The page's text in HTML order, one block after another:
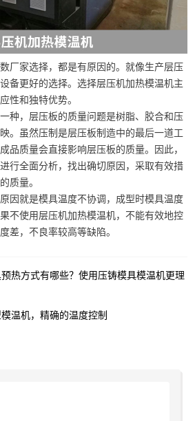
厂家选择，都是有原因的。就像生产层压
备更好的选择。选择层压机加热模温机主
性和独特优势。
种，层压板的质量问题是树脂、胶合和压
。虽然压制是层压板制造中的最后一道工
品质量会直接影响层压板的质量。因此，
行全面分析，找出确切原因，采取有效措
质量。
因就是模具温度不协调，成型时模具温度
不使用层压机加热模温机，不能有效地控
差，不良率较高等缺陷。
热方式有哪些？使用压铸模具模温机更理
温机，精确的温度控制